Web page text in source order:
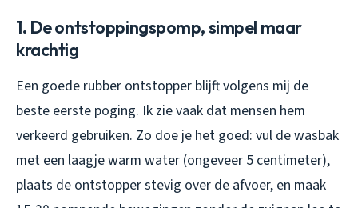
1. De ontstoppingspomp, simpel maar
krachtig
Een goede rubber ontstopper blijft volgens mij de
beste eerste poging. Ik zie vaak dat mensen hem
verkeerd gebruiken. Zo doe je het goed: vul de wasbak
met een laagje warm water (ongeveer 5 centimeter),
plaats de ontstopper stevig over de afvoer, en maak